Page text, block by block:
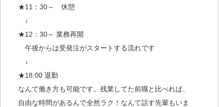
★11：30～ 休憩
↓
★12：30～ 業務再開
午後からは受発注がスタートする流れです
↓
★18:00 退勤
なんて働き方も可能です。残業してた前職と比べれば、
自由な時間があるんで全然ラク！なんて話す先輩もいま